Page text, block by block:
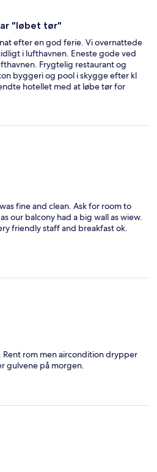
"løbet tør"
efter en god ferie. Vi overnattede
i lufthavnen. Eneste gode ved
Frygtelig restaurant og
byggeri og pool i skygge efter kl
hotellet med at løbe tør for
med en lille på 1,5 år og
hjemrejse.
fine and clean. Ask for room to
our balcony had a big wall as wiew.
friendly staff and breakfast ok.
Rent rom men aircondition drypper
gulvene på morgen.